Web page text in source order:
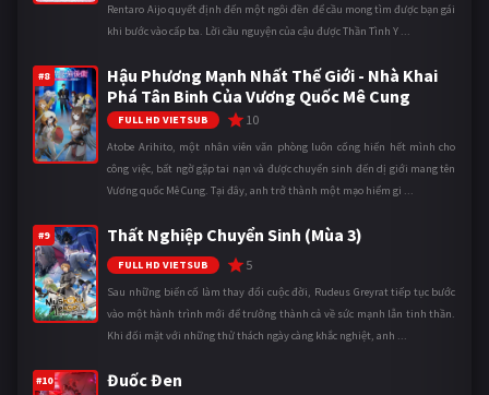
Rentaro Aijo quyết định đến một ngôi đền để cầu mong tìm được bạn gái
khi bước vào cấp ba. Lời cầu nguyện của cậu được Thần Tình Y ...
#8
Hậu Phương Mạnh Nhất Thế Giới - Nhà Khai
Phá Tân Binh Của Vương Quốc Mê Cung
FULL HD VIETSUB 10
Atobe Arihito, một nhân viên văn phòng luôn cống hiến hết mình cho
công việc, bất ngờ gặp tai nạn và được chuyển sinh đến dị giới mang tên
Vương quốc Mê Cung. Tại đây, anh trở thành một mạo hiểm gi ...
#9 Thất Nghiệp Chuyển Sinh (Mùa 3)
FULL HD VIETSUB 5
Sau những biến cố làm thay đổi cuộc đời, Rudeus Greyrat tiếp tục bước
vào một hành trình mới để trưởng thành cả về sức mạnh lẫn tinh thần.
Khi đối mặt với những thử thách ngày càng khắc nghiệt, anh ...
#10 Đuốc Đen